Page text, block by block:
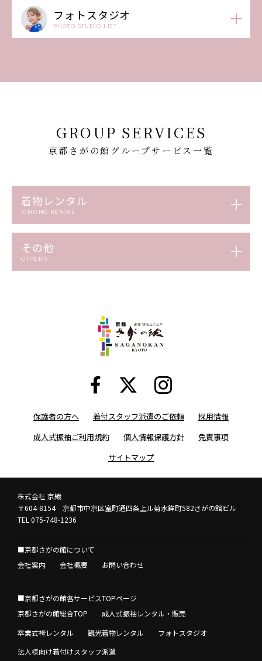
フォトスタジオ
PHOTO STUDIO LIST
GROUP SERVICES
京都さがの館グループサービス一覧
着物レンタル
KIMONO RENTAL
その他
OTHER’S
保護者の方へ 着付スタッフ派遣のご依頼
採用情報
成人式振袖ご利用規約
個人情報保護方針
免責事項
サイトマップ
株式会社 京繊
〒604-8154 京都市中京区室町通四条上ル菊水鉾町582さがの館ビル
TEL 075-748-1236
■京都さがの館について
会社案内
会社概要 お問い合わせ
■京都さがの館各サービスTOPページ
京都さがの館総合TOP
成人式振袖レンタル・販売
卒業式袴レンタル
観光着物レンタル
フォトスタジオ
法人様向け着付けスタッフ派遣